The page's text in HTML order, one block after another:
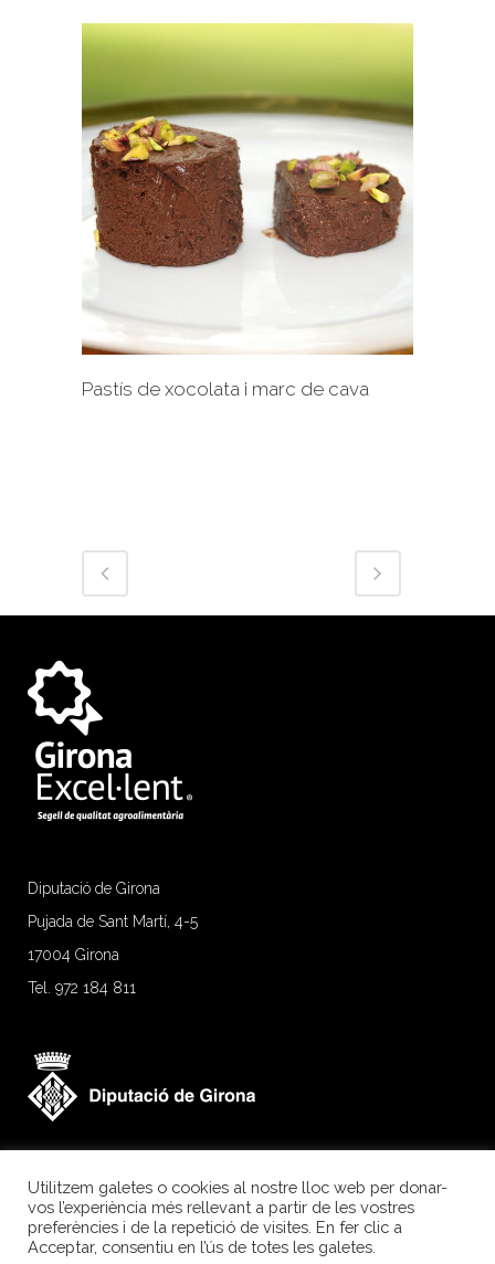
+
Pastís de xocolata i marc de cava
Diputació de Girona
Pujada de Sant Martí, 4-5
17004 Girona
Tel. 972 184 811
Utilitzem galetes o cookies al nostre lloc web per donar-
vos l’experiència més rellevant a partir de les vostres
preferències i de la repetició de visites. En fer clic a
Acceptar, consentiu en l’ús de totes les galetes.